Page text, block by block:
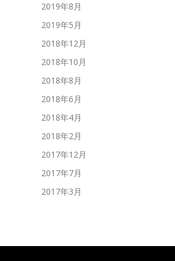
2019年8月
2019年5月
2018年12月
2018年10月
2018年8月
2018年6月
2018年4月
2018年2月
2017年12月
2017年7月
2017年3月